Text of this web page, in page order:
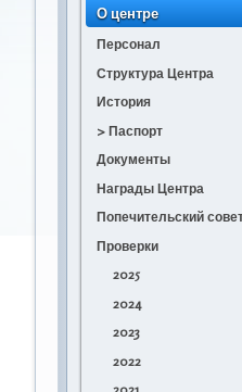
> Порядок
получателей
социальных услуг
> Порядок приема
несовершеннолетних
получателей
численности
получателей
социальных услуг
> Статистика по
получателей
О центре
Персонал
Структура Центра
История
> Паспорт
Документы
Устав
Положение о
выпуска
ПОЛОЖЕНИЕ о
стационарном
отделении
Награды Центра
Попечительский
2026
2025
2024
2023
2022
Проверки
2025
2024
2023
2022